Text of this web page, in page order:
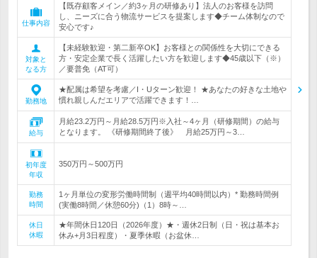
仕事内容
【既存顧客メイン／約3ヶ月の研修あり】法人のお客様を訪問
し、ニーズに合う物流サービスを提案します◆チーム体制なので
安心です♪
対象と
なる方
【未経験歓迎・第二新卒OK】お客様との関係性を大切にできる
方・安定企業で長く活躍したい方を歓迎します◆45歳以下（※）
／要普免（AT可）
勤務地
★配属は希望を考慮／I・Uターン歓迎！ ★あなたの好きな土地や
慣れ親しんだエリアで活躍できます！…
給与
月給23.2万円～月給28.5万円※入社～4ヶ月（研修期間）の給与
となります。 《研修期間終了後》 月給25万円～3…
初年度
年収
350万円～500万円
勤務
時間
1ヶ月単位の変形労働時間制（週平均40時間以内）* 勤務時間例
(実働8時間／休憩60分)（1）8時～…
休日
休暇
★年間休日120日（2026年度）★・週休2日制（日・祝は基本お
休み+月3日程度）・夏季休暇（お盆休…